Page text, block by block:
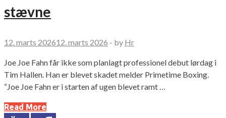
stævne
12. marts 202612. marts 2026 - by Hr
Joe Joe Fahn får ikke som planlagt professionel debut lørdag i
Tim Hallen. Han er blevet skadet melder Primetime Boxing.
“Joe Joe Fahn er i starten af ugen blevet ramt …
Read More